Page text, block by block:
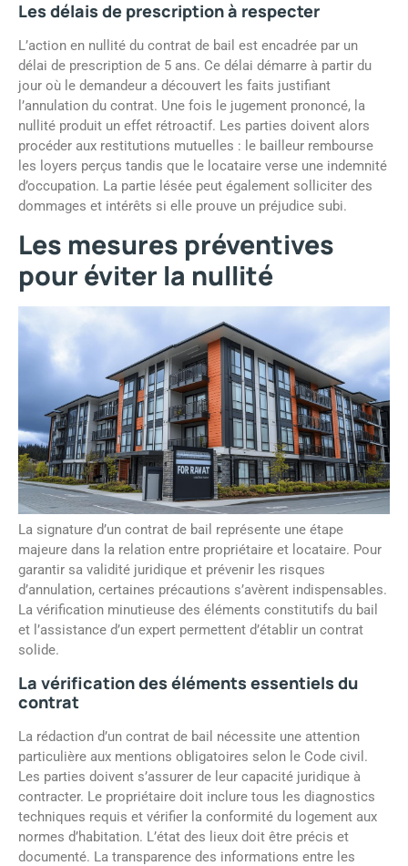
Les délais de prescription à respecter
L’action en nullité du contrat de bail est encadrée par un
délai de prescription de 5 ans. Ce délai démarre à partir du
jour où le demandeur a découvert les faits justifiant
l’annulation du contrat. Une fois le jugement prononcé, la
nullité produit un effet rétroactif. Les parties doivent alors
procéder aux restitutions mutuelles : le bailleur rembourse
les loyers perçus tandis que le locataire verse une indemnité
d’occupation. La partie lésée peut également solliciter des
dommages et intérêts si elle prouve un préjudice subi.
Les mesures préventives
pour éviter la nullité
La signature d’un contrat de bail représente une étape
majeure dans la relation entre propriétaire et locataire. Pour
garantir sa validité juridique et prévenir les risques
d’annulation, certaines précautions s’avèrent indispensables.
La vérification minutieuse des éléments constitutifs du bail
et l’assistance d’un expert permettent d’établir un contrat
solide.
La vérification des éléments essentiels du
contrat
La rédaction d’un contrat de bail nécessite une attention
particulière aux mentions obligatoires selon le Code civil.
Les parties doivent s’assurer de leur capacité juridique à
contracter. Le propriétaire doit inclure tous les diagnostics
techniques requis et vérifier la conformité du logement aux
normes d’habitation. L’état des lieux doit être précis et
documenté. La transparence des informations entre les